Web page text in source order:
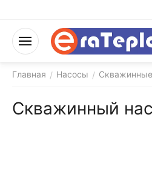
Главная / Насосы / Скважинные
Скважинный